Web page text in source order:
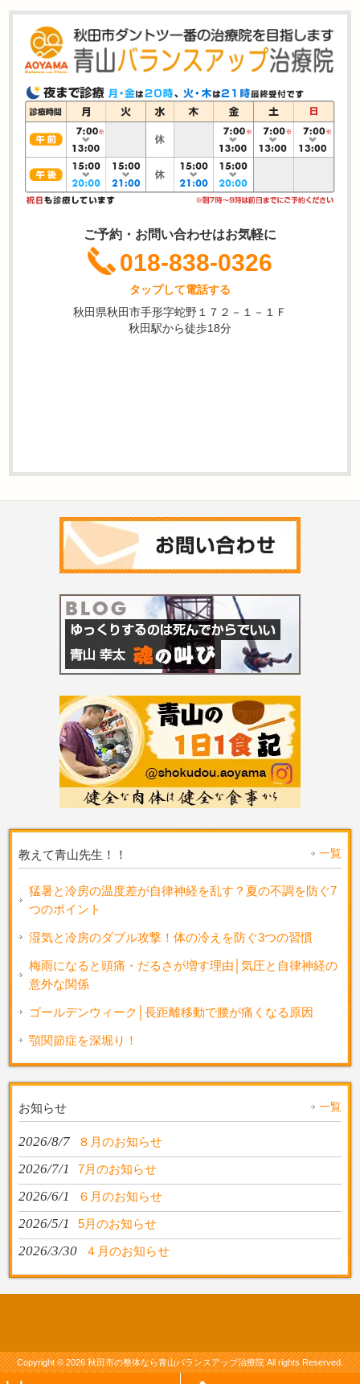
ご予約・お問い合わせはお気軽に
018-838-0326
タップして電話する
秋田県秋田市手形字蛇野１７２－１－１Ｆ
秋田駅から徒歩18分
教えて青山先生！！ 一覧
猛暑と冷房の温度差が自律神経を乱す？夏の不調を防ぐ7
つのポイント
湿気と冷房のダブル攻撃！体の冷えを防ぐ3つの習慣
梅雨になると頭痛・だるさが増す理由│気圧と自律神経の
意外な関係
ゴールデンウィーク│長距離移動で腰が痛くなる原因
顎関節症を深堀り！
お知らせ 一覧
2026/8/7 ８月のお知らせ
2026/7/1 7月のお知らせ
2026/6/1 ６月のお知らせ
2026/5/1 5月のお知らせ
2026/3/30 ４月のお知らせ
Copyright © 2026秋田市の整体なら青山バランスアップ治療院All rights Reserved.